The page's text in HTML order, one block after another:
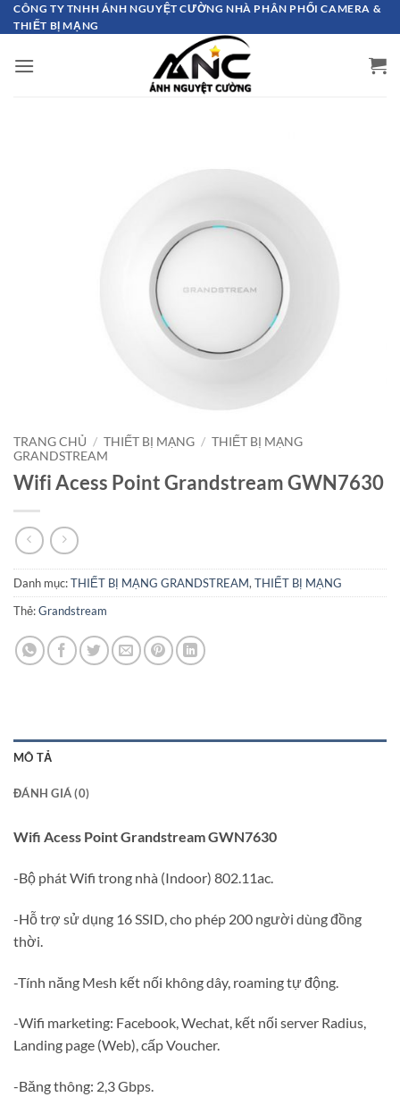
Bỏ
qua
dung
CÔNG TY TNHH ÁNH NGUYỆT CƯỜNG NHÀ PHÂN PHỐI CAMERA &
THIẾT BỊ MẠNG
TRANG CHỦ / THIẾT BỊ MẠNG / THIẾT BỊ MẠNG
GRANDSTREAM
Wifi Acess Point Grandstream GWN7630
Danh mục:THIẾT BỊ MẠNG GRANDSTREAM,THIẾT BỊ MẠNG
Thẻ:Grandstream
MÔ TẢ
ĐÁNH GIÁ (0)
Wifi Acess Point Grandstream GWN7630
-Bộ phát Wifi trong nhà (Indoor) 802.11ac.
-Hỗ trợ sử dụng 16 SSID, cho phép 200 người dùng đồng
thời.
-Tính năng Mesh kết nối không dây, roaming tự động.
-Wifi marketing: Facebook, Wechat, kết nối server Radius,
Landing page (Web), cấp Voucher.
-Băng thông: 2,3 Gbps.